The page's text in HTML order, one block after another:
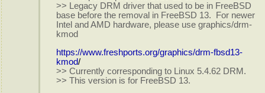
>> Legacy DRM driver that used to be in FreeBSD
base before the removal in FreeBSD 13. For newer
Intel and AMD hardware, please use graphics/drm-
kmod
https://www.freshports.org/graphics/drm-fbsd13-
kmod/
>> Currently corresponding to Linux 5.4.62 DRM.
>> This version is for FreeBSD 13.